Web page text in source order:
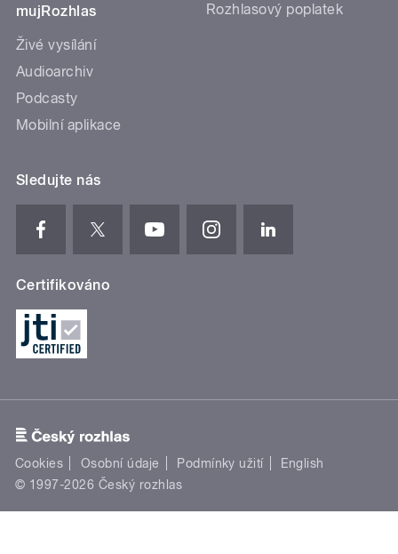
mujRozhlas
Živé vysílání
Audioarchiv
Podcasty
Mobilní aplikace
Rozhlasový poplatek
Sledujte nás
Certifikováno
Cookies Osobní údaje Podmínky užití
English
© 1997-2026 Český rozhlas